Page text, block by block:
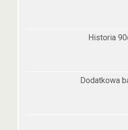
Historia
Dodatkowa